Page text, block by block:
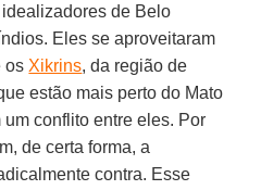
de Belo
Eles se aproveitaram
os Xikrins, da região de
estão mais perto do Mato
conflito entre eles. Por
de certa forma, a
contra. Esse